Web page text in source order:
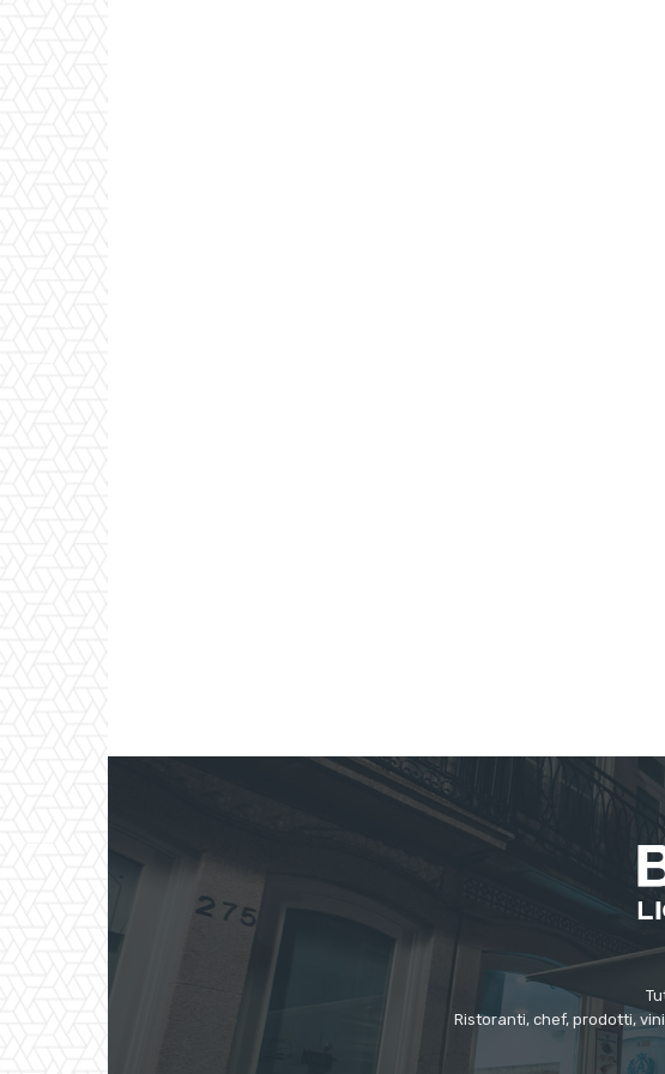
Ristoranti, chef, prodotti,